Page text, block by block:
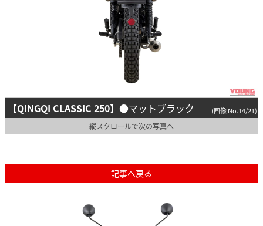
【QINGQI CLASSIC 250】 ●マットブラック (画像 No.14/21)
縦スクロールで次の写真へ
記事へ戻る